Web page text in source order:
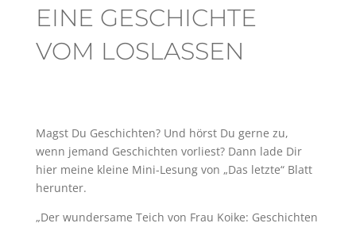
EINE GESCHICHTE
VOM LOSLASSEN
Magst Du Geschichten? Und hörst Du gerne zu,
wenn jemand Geschichten vorliest? Dann lade Dir
hier meine kleine Mini-Lesung von „Das letzte“ Blatt
herunter.
„Der wundersame Teich von Frau Koike: Geschichten